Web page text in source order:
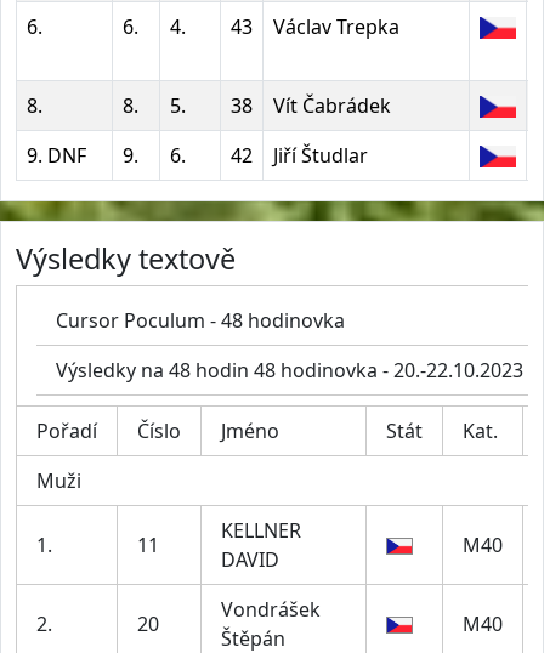
6.
6. 4. 43 Václav Trepka
8. 8. 5. 38 Vít Čabrádek
9. DNF
9. 6. 42 Jiří Študlar
Výsledky textově
Cursor Poculum - 48 hodinovka
Výsledky na 48 hodin 48 hodinovka - 20.-22.10.2023
Pořadí Číslo Jméno Stát Kat.
Muži
1. 11
KELLNER
DAVID
M40
2. 20
Vondrášek
Štěpán
M40